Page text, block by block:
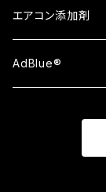
エアコン添加剤
AdBlue®